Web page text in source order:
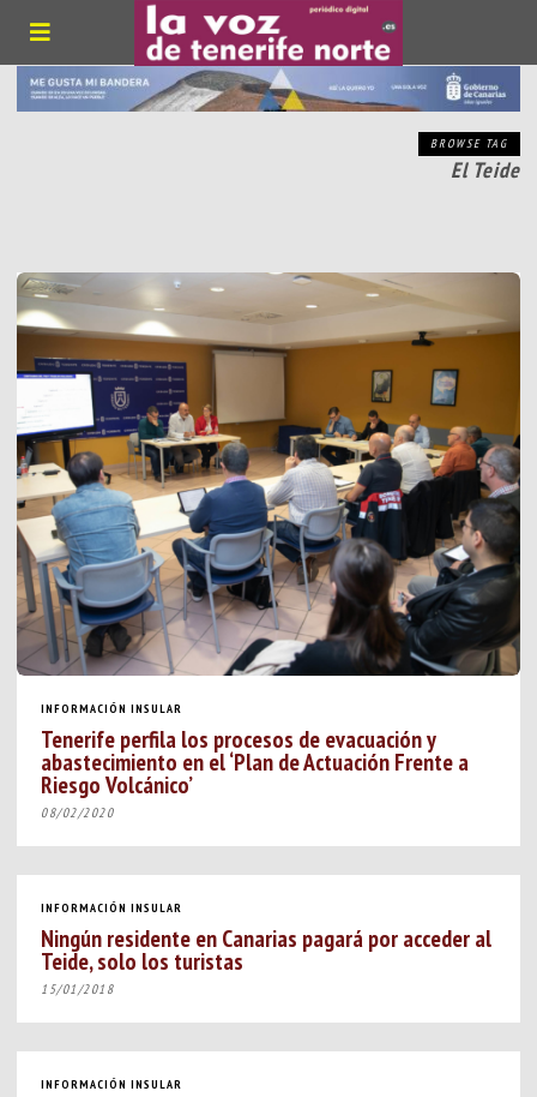
BROWSE TAG
El Teide
INFORMACIÓN INSULAR
Tenerife perfila los procesos de evacuación y
abastecimiento en el ‘Plan de Actuación Frente a
Riesgo Volcánico’
08/02/2020
INFORMACIÓN INSULAR
Ningún residente en Canarias pagará por acceder al
Teide, solo los turistas
15/01/2018
INFORMACIÓN INSULAR